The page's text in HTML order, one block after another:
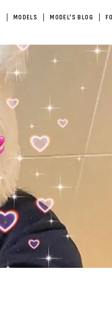
MODELS MODEL'S BLOG